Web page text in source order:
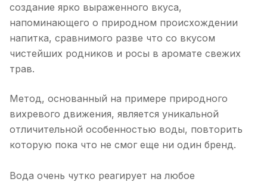
создание ярко выраженного вкуса,
напоминающего о природном происхождении
напитка, сравнимого разве что со вкусом
чистейших родников и росы в аромате свежих
трав.
Метод, основанный на примере природного
вихревого движения, является уникальной
отличительной особенностью воды, повторить
которую пока что не смог еще ни один бренд.
Вода очень чутко реагирует на любое